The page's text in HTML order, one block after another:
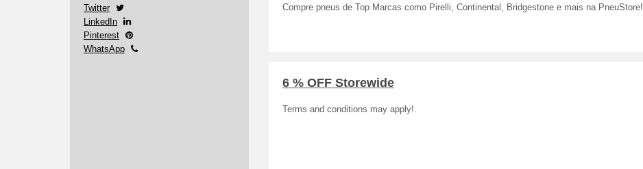
Twitter
LinkedIn
Pinterest
WhatsApp
Compre pneus de Top Marcas como Pirelli, Continental, Bridgestone e mais na PneuStore!
6 % OFF Storewide
Terms and conditions may apply!.